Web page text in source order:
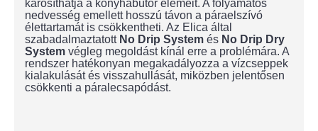
károsíthatja a konyhabútor elemeit. A folyamatos
nedvesség emellett hosszú távon a páraelszívó
élettartamát is csökkentheti. Az Elica által
szabadalmaztatott No Drip System és No Drip Dry
System végleg megoldást kínál erre a problémára. A
rendszer hatékonyan megakadályozza a vízcseppek
kialakulását és visszahullását, miközben jelentősen
csökkenti a páralecsapódást.